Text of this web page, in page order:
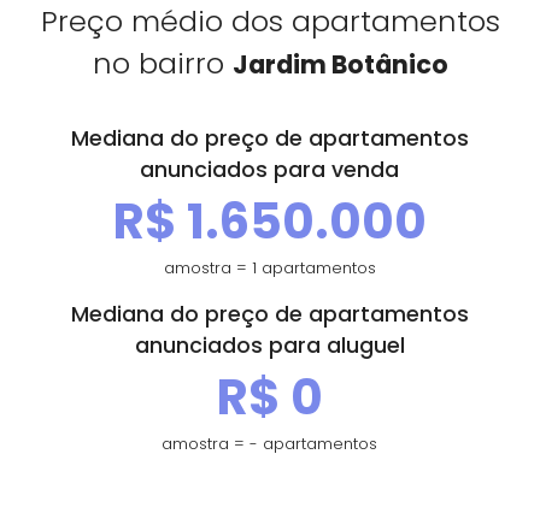
Administração de condomínios
Contato
Fale Conosco
Trabalhe Conosco
Falar com especialista
Central de Atendimento
(21) 3139-9700
Preço médio dos apartamentos
no bairro Jardim Botânico
Mediana do preço de apartamentos
anunciados para venda
R$ 1.650.000
amostra = 1 apartamentos
Mediana do preço de apartamentos
anunciados para aluguel
R$ 0
amostra = - apartamentos